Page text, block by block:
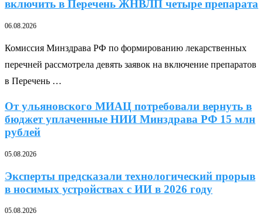
включить в Перечень ЖНВЛП четыре препарата
06.08.2026
Комиссия Минздрава РФ по формированию лекарственных
перечней рассмотрела девять заявок на включение препаратов
в Перечень …
От ульяновского МИАЦ потребовали вернуть в
бюджет уплаченные НИИ Минздрава РФ 15 млн
рублей
05.08.2026
Эксперты предсказали технологический прорыв
в носимых устройствах с ИИ в 2026 году
05.08.2026